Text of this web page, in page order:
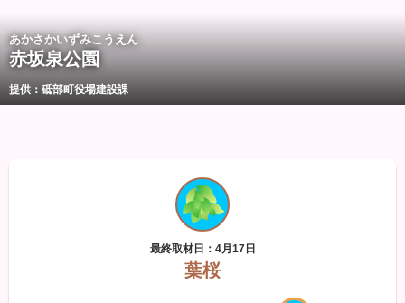
あかさかいずみこうえん
赤坂泉公園
提供：砥部町役場建設課
最終取材日：4月17日
葉桜